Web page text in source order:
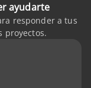
ayudarte
responder a tus
proyectos.